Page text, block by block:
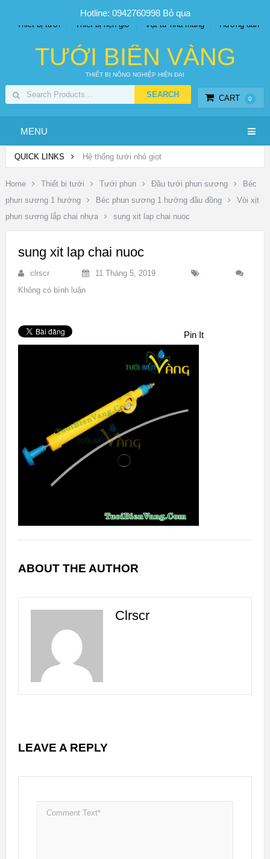
SP PHUN SƯƠNG GIÁ TỐT Bộ KIT tưới
Thiết bị tưới
Thiết bị hẹn giờ Vật tư nhà màng Hướng dẫn
TƯỚI BIỂN VÀNG
THIẾT BỊ NÔNG NGHIỆP HIỆN ĐẠI
CART 0
MENU
QUICK LINKS Hệ thống tưới nhỏ giọt
Home Thiết bị tưới Tưới phun Đầu tưới phun sương
Béc
phun sương 1 hướng
Béc phun sương 1 hướng đầu đồng
Vòi xịt
phun sương lắp chai nhựa
sung xit lap chai nuoc
sung xit lap chai nuoc
clrscr
11 Tháng 5, 2019
Không có bình luận
Pin It
ABOUT THE AUTHOR
Clrscr
LEAVE A REPLY
Hotline: 0942760998 Bỏ qua